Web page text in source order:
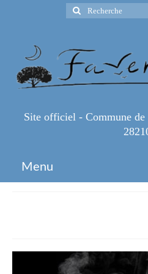
Rechercher
:
Site officiel - Commune
Menu
Infos Pratiques